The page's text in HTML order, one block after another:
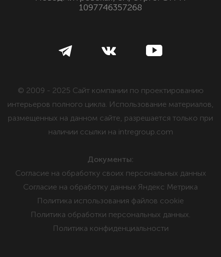
1097746357268
© 2009 - 2025 Сайт компании по проектированию
интерьеров полного цикла. Использование материалов,
размещенных на данном сайте, разрешается только при
наличии ссылки на intregroup.com
Документы:
Cогласие на обработку своих персональных данных
Cогласие на обработку данных Яндекс Метрика
Политика использования файлов cookie
Политика обработки персональных данных.
Политика конфиденциальности